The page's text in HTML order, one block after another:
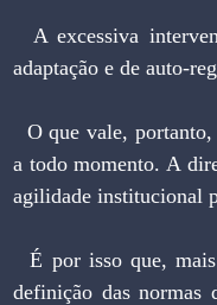
adaptação e de auto-
a todo momento. A
agilidade institucional
  É por isso que, mais do que nunca, o liberalismo se coloca como a alternativa adequada para a
definição das normas